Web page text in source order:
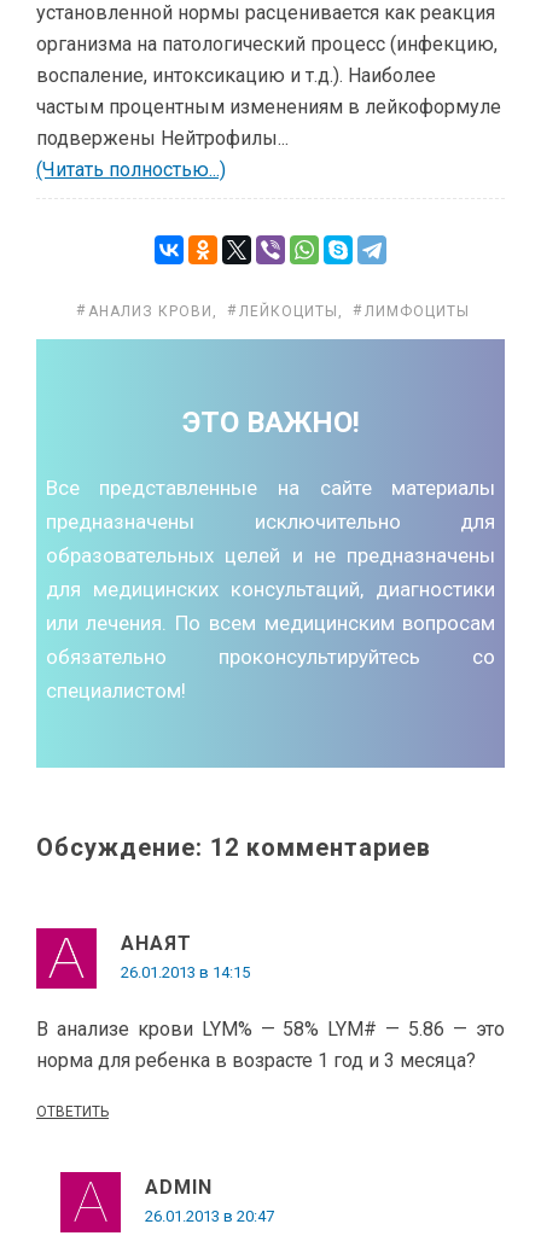
установленной нормы расценивается как реакция
организма на патологический процесс (инфекцию,
воспаление, интоксикацию и т.д.). Наиболее
частым процентным изменениям в лейкоформуле
подвержены Нейтрофилы...
(Читать полностью...)
АНАЛИЗ КРОВИ , ЛЕЙКОЦИТЫ , ЛИМФОЦИТЫ
ЭТО ВАЖНО!
Все представленные на сайте материалы
предназначены исключительно для
образовательных целей и не предназначены
для медицинских консультаций, диагностики
или лечения. По всем медицинским вопросам
обязательно проконсультируйтесь со
специалистом!
Обсуждение: 12 комментариев
АНАЯТ
26.01.2013 в 14:15
В анализе крови LYM% — 58% LYM# — 5.86 — это
норма для ребенка в возрасте 1 год и 3 месяца?
ОТВЕТИТЬ
ADMIN
26.01.2013 в 20:47